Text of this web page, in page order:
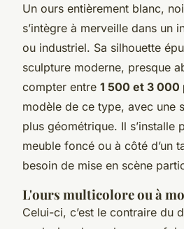
Un ours entièrement blanc,
s’intègre à merveille dans un
ou industriel. Sa silhouette
sculpture moderne, presque
compter entre 1 500 et 3 000
modèle de ce type, avec une
plus géométrique. Il s’installe
meuble foncé ou à côté d’un
besoin de mise en scène
L'ours multicolore ou à
Celui-ci, c’est le contraire du